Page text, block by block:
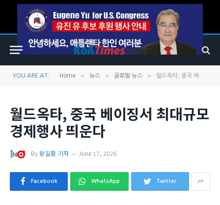
YOU ARE AT: Home » 뉴스 » 글로벌 뉴스 » 월드옥타, 중국 베이징서 최대규모 경제행사 띄운다
월드옥타, 중국 베이징서 최대규모
경제행사 띄운다
By왕길환 기자 June 17, 2026
Facebook WhatsApp Twitter